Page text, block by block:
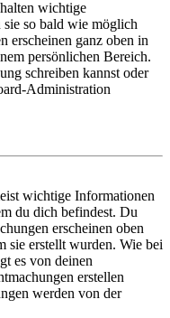
wichtige
so bald wie möglich
erscheinen ganz oben in
persönlichen Bereich.
schreiben kannst oder
Administration
wichtige Informationen
du dich befindest. Du
erscheinen oben
sie erstellt wurden. Wie bei
es von deinen
erstellen
werden von der